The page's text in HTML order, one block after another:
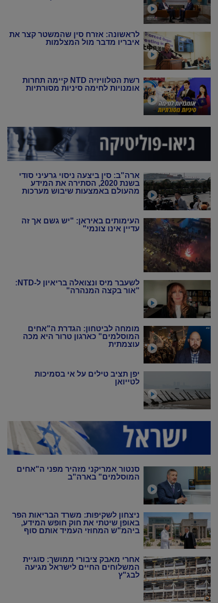
לראשונה: אזרח סין שהמשטר קצר את
איבריו מדבר מול המצלמות
רשת הטלוויזיה NTD קיימה תחרות
אומנויות לחימה סיניות מסורתיות
ארה"ב: סין ביצעה ניסוי גרעיני סודי
בשנת 2020, הסתירה את המידע
מהעולם באמצעות שיבוש מערכות
העימותים באיראן: "יש גשם אך זה
עדיין אינו צונמי"
לשעבר מיס ונצואלה בריאיון ל-NTD:
"אור בקצה המנהרה"
מומחה לביטחון: הגדרת ה"אחים
המוסלמים" כארגון טרור היא מכה
עוצמתית
יפן תציב טילים על אי בסמיכות
לטייואן
סנטור אמריקני מזהיר מפני ה"אחים
המוסלמים" בארה"ב
ניצחון לשקיפות: משרד הבריאות הפר
באופן שיטתי את חוק חופש המידע,
ביהמ"ש המחוזי העמיד אותם סוף
אחרי מאבק ציבורי ממושך: סוגיית
המשלוחים החיים לישראל מגיעה
לבג"ץ